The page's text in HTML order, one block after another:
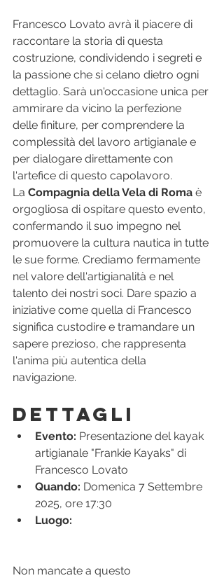
Francesco Lovato avrà il piacere di
raccontare la storia di questa
costruzione, condividendo i segreti e
la passione che si celano dietro ogni
dettaglio. Sarà un'occasione unica per
ammirare da vicino la perfezione
delle finiture, per comprendere la
complessità del lavoro artigianale e
per dialogare direttamente con
l'artefice di questo capolavoro.
La Compagnia della Vela di Roma è
orgogliosa di ospitare questo evento,
confermando il suo impegno nel
promuovere la cultura nautica in tutte
le sue forme. Crediamo fermamente
nel valore dell'artigianalità e nel
talento dei nostri soci. Dare spazio a
iniziative come quella di Francesco
significa custodire e tramandare un
sapere prezioso, che rappresenta
l'anima più autentica della
navigazione.
Dettagli
Evento: Presentazione del kayak
artigianale "Frankie Kayaks" di
Francesco Lovato
Quando: Domenica 7 Settembre
2025, ore 17:30
Luogo:
Non mancate a questo